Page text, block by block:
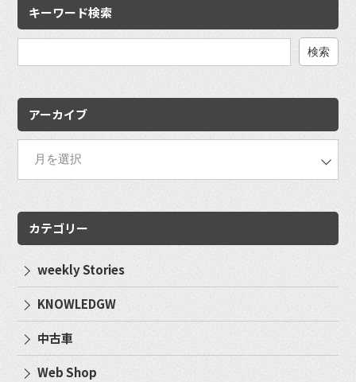
キーワード検索
アーカイブ
カテゴリー
weekly Stories
KNOWLEDGW
中古車
Web Shop